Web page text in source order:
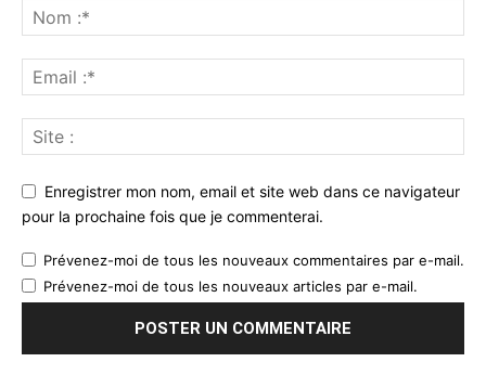
Enregistrer mon nom, email et site web dans ce navigateur
pour la prochaine fois que je commenterai.
Prévenez-moi de tous les nouveaux commentaires par e-mail.
Prévenez-moi de tous les nouveaux articles par e-mail.